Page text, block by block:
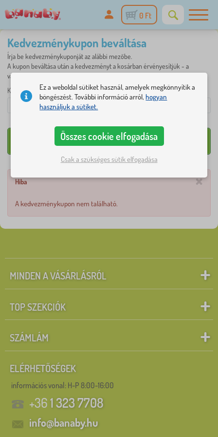
0 Ft
Kedvezménykupon beváltása
Írja be kedvezménykuponját az alábbi mezőbe.
A kupon beváltása után a kedvezményt a kosárban érvényesítjük - a
vásárlást a megszokott módon folytathatja.
Kuponkód
×
Hiba
A kedvezménykupon nem található.
MINDEN A VÁSÁRLÁSRÓL
TOP SZEKCIÓK
SZÁMLÁM
ELÉRHETŐSÉGEK
információs vonal: H-P 8:00-16:00
+361 323 7708
info@banaby.hu
Ez a weboldal sütiket használ, amelyek megkönnyítik a
böngészést. További információ arról,hogyan
használjuk a sütiket.
Összes cookie elfogadása
Csak a szükséges sütik elfogadása